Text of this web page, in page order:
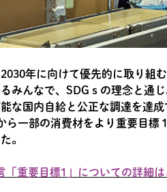
年に向けて優先的に取り組
みんなで、SDGｓの理念と通
な国内自給と公正な調達を達
ら一部の消費材をより重要目標
。
「重要目標1」についての詳細は